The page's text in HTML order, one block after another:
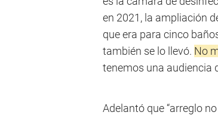
en 2021, la ampliación
que era para cinco
también se lo llevó. No
tenemos una audiencia
Adelantó que “arreglo